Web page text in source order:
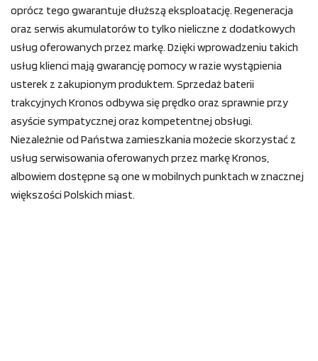
oprócz tego gwarantuje dłuższą eksploatację. Regeneracja
oraz serwis akumulatorów to tylko nieliczne z dodatkowych
usług oferowanych przez markę. Dzięki wprowadzeniu takich
usług klienci mają gwarancję pomocy w razie wystąpienia
usterek z zakupionym produktem. Sprzedaż baterii
trakcyjnych Kronos odbywa się prędko oraz sprawnie przy
asyście sympatycznej oraz kompetentnej obsługi.
Niezależnie od Państwa zamieszkania możecie skorzystać z
usług serwisowania oferowanych przez markę Kronos,
albowiem dostępne są one w mobilnych punktach w znacznej
większości Polskich miast.